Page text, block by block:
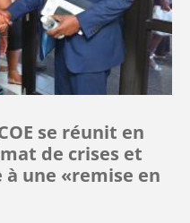
se réunit en
de crises et
une «remise en